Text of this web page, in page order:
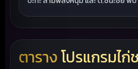
ตารางโปรแกรมไก่